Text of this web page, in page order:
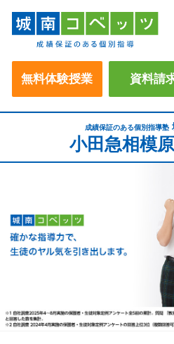
無料体験授業 資料請
成績保証のある個別指導塾
小田急相模